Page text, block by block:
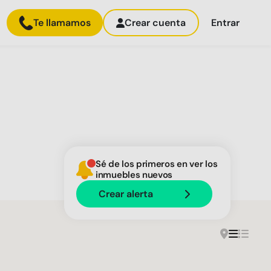
Te llamamos Crear cuenta Entrar
Sé de los primeros en ver los
inmuebles nuevos
Crear alerta